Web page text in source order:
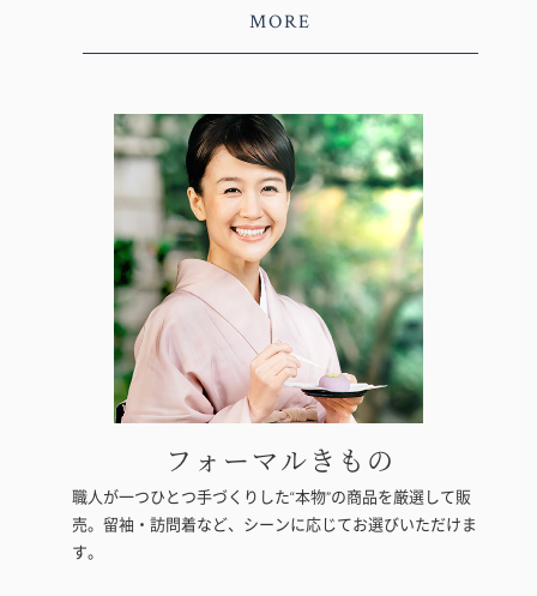
MORE
フォーマルきもの
職人が一つひとつ手づくりした“本物”の商品を厳選して販
売。留袖・訪問着など、シーンに応じてお選びいただけま
す。